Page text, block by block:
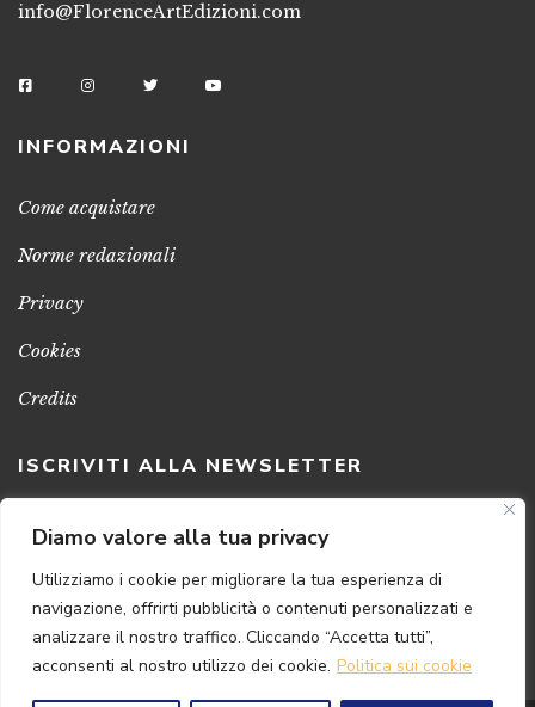
Diamo valore alla tua privacy
Utilizziamo i cookie per migliorare la tua esperienza di
navigazione, offrirti pubblicità o contenuti personalizzati e
analizzare il nostro traffico. Cliccando “Accetta tutti”,
acconsenti al nostro utilizzo dei cookie. Politica sui cookie
info@FlorenceArtEdizioni.com
INFORMAZIONI
Come acquistare
Norme redazionali
Privacy
Cookies
Credits
ISCRIVITI ALLA NEWSLETTER
Clicca sul pulsante per ricevere le nostre ultime novità,
notizie e promozioni
ISCRIVITI ADESSO